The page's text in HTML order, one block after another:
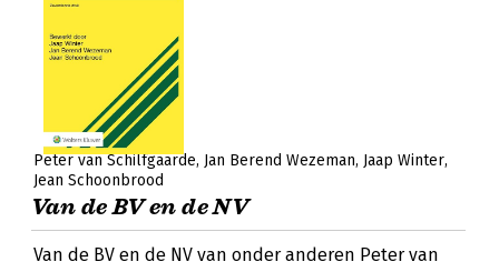
Peter van Schilfgaarde Jan Berend Wezeman Jaap Winter
Jean Schoonbrood
Van de BV en de NV
Van de BV en de NV van onder anderen Peter van